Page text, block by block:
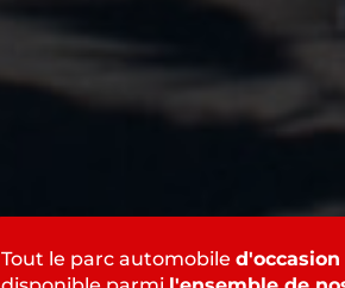
Tout le parc automobiled'occasion